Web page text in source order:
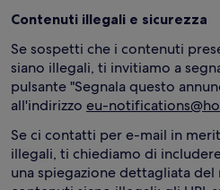
Contenuti illegali e sicurezza
Se sospetti che i contenuti
siano illegali, ti invitiamo a
pulsante "Segnala questo
all'indirizzo eu-
Se ci contatti per e-mail in
illegali, ti chiediamo di
una spiegazione dettagliata